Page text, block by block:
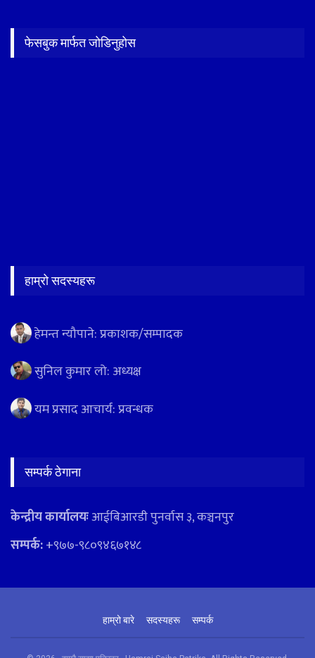
फेसबुक मार्फत जोडिनुहोस
हाम्रो सदस्यहरू
हेमन्त न्यौपाने: प्रकाशक/सम्पादक
सुनिल कुमार लो: अध्यक्ष
यम प्रसाद आचार्य: प्रवन्धक
सम्पर्क ठेगाना
केन्द्रीय कार्यालयःआईबिआरडी पुनर्वास ३, कञ्चनपुर
सम्पर्क:+९७७-९८०९४६७१४८
हाम्रो बारे सदस्यहरू सम्पर्क